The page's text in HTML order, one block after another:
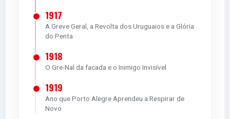
5.0
M
1917
A Greve Geral, a Revolta dos Uruguaios e a Glória
do Penta
1918
O Gre-Nal da facada e o Inimigo Invisível
1919
Ano que Porto Alegre Aprendeu a Respirar de
Novo